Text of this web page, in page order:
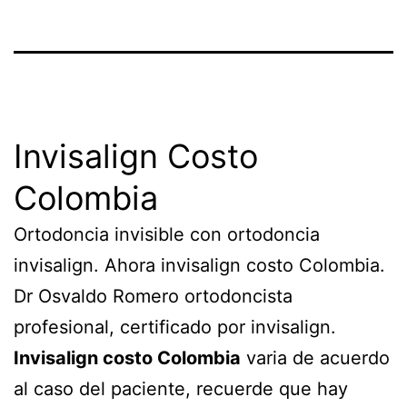
Invisalign Costo
Colombia
Ortodoncia invisible con ortodoncia
invisalign. Ahora invisalign costo Colombia.
Dr Osvaldo Romero ortodoncista
profesional, certificado por invisalign.
Invisalign costo Colombia varia de acuerdo
al caso del paciente, recuerde que hay